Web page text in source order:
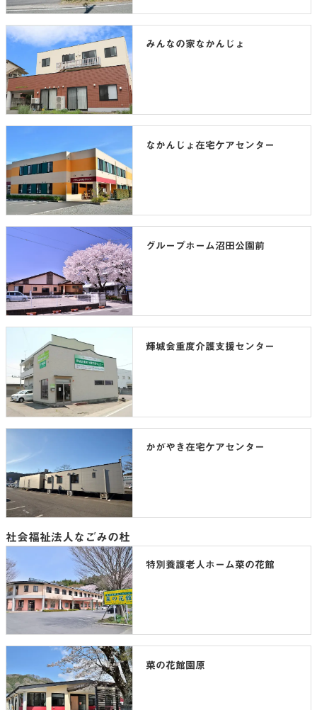
みんなの家なかんじょ
なかんじょ在宅ケアセンター
グループホーム沼田公園前
輝城会重度介護支援センター
かがやき在宅ケアセンター
社会福祉法人なごみの杜
特別養護老人ホーム菜の花館
菜の花館園原